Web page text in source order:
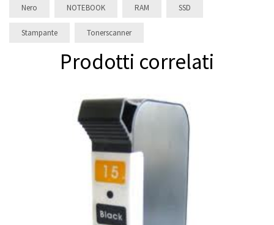
Nero NOTEBOOK RAM SSD
Stampante Tonerscanner
Prodotti correlati